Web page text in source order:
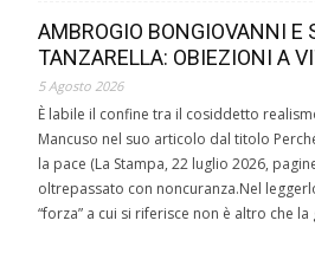
AMBROGIO BONGIOVANNI E
TANZARELLA: OBIEZIONI A
5 Agosto 2026
È labile il confine tra il cosiddetto
Mancuso nel suo articolo dal titolo
la pace (La Stampa, 22 luglio 2026,
oltrepassato con noncuranza.Nel
“forza” a cui si riferisce non è altro che